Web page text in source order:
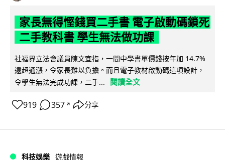
家長無得慳錢買二手書 電子啟動碼鎖死
二手教科書 學生無法做功課
社福界立法會議員陳文宜指，一間中學書單價錢按年加 14.7%
遠超通漲，令家長難以負擔。而且電子教材啟動碼這項設計，
令學生無法完成功課，二手...
閱讀全文
919 357 ↗ 分享
科技娛樂 遊戲情報